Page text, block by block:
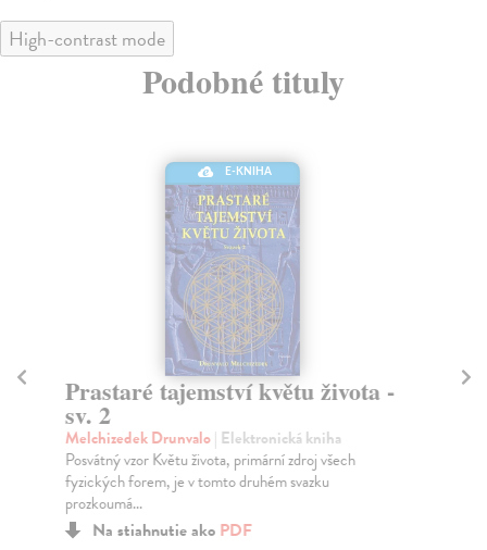
High-contrast mode
Podobné tituly
E-KNIHA
Prastaré tajemství květu života -
sv. 2
Melchizedek Drunvalo| Elektronická kniha
Posvátný vzor Květu života, primární zdroj všech
fyzických forem, je v tomto druhém svazku
prozkoumá...
Na stiahnutie ako PDF